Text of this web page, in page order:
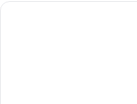
ホテルリブマックス愛知豊田駅前